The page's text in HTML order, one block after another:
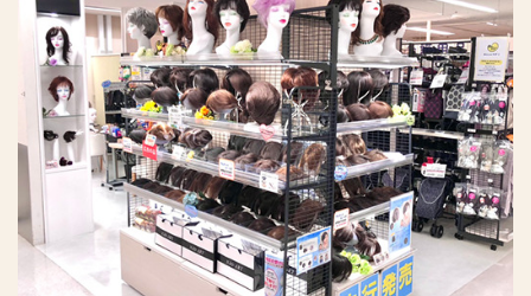
TEL.0120-287-738
受付時間 10:00-18:00 [ 土・日除く ]